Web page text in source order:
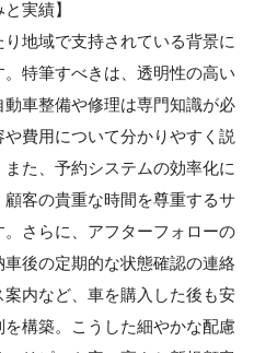
実績】
地域で支持されている背景に
特筆すべきは、透明性の高い
車整備や修理は専門知識が必
費用について分かりやすく説
た、予約システムの効率化に
客の貴重な時間を尊重するサ
さらに、アフターフォローの
後の定期的な状態確認の連絡
内など、車を購入した後も安
構築。こうした細やかな配慮